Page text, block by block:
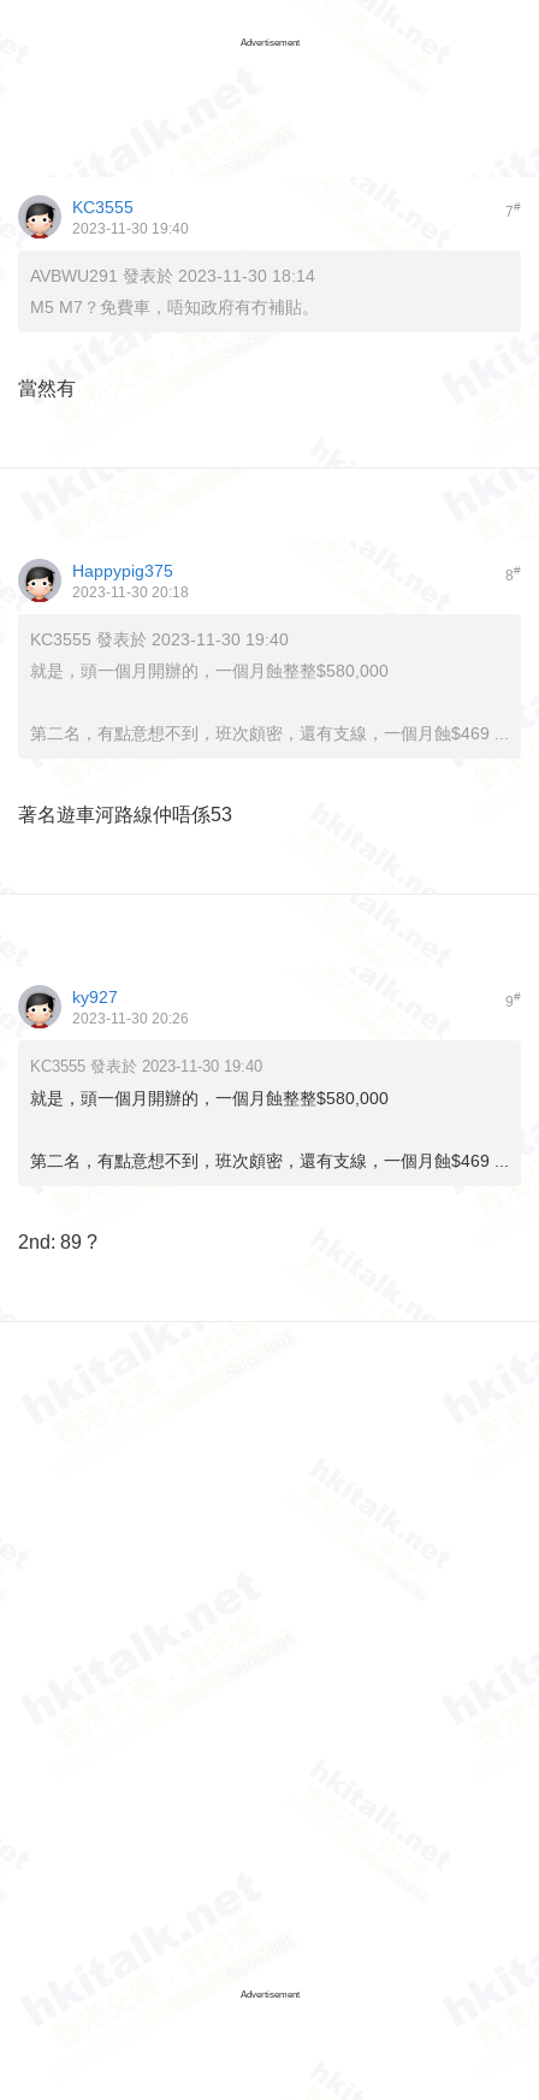
Advertisement
7#
KC3555
2023-11-30 19:40
AVBWU291 發表於 2023-11-30 18:14
M5 M7？免費車，唔知政府有冇補貼。
當然有
8#
Happypig375
2023-11-30 20:18
KC3555 發表於 2023-11-30 19:40
就是，頭一個月開辦的，一個月蝕整整$580,000
第二名，有點意想不到，班次頗密，還有支線，一個月蝕$469 ...
著名遊車河路線仲唔係53
9#
ky927
2023-11-30 20:26
KC3555 發表於 2023-11-30 19:40
就是，頭一個月開辦的，一個月蝕整整$580,000
第二名，有點意想不到，班次頗密，還有支線，一個月蝕$469 ...
2nd: 89 ?
Advertisement